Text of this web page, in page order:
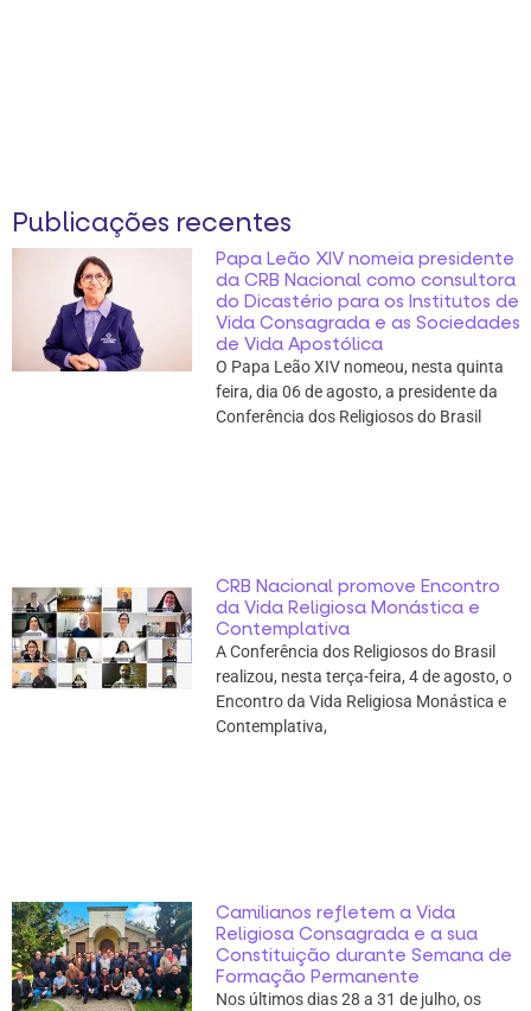
Publicações recentes
Papa Leão XIV nomeia presidente
da CRB Nacional como consultora
do Dicastério para os Institutos de
Vida Consagrada e as Sociedades
de Vida Apostólica
O Papa Leão XIV nomeou, nesta quinta
feira, dia 06 de agosto, a presidente da
Conferência dos Religiosos do Brasil
CRB Nacional promove Encontro
da Vida Religiosa Monástica e
Contemplativa
A Conferência dos Religiosos do Brasil
realizou, nesta terça-feira, 4 de agosto, o
Encontro da Vida Religiosa Monástica e
Contemplativa,
Camilianos refletem a Vida
Religiosa Consagrada e a sua
Constituição durante Semana de
Formação Permanente
Nos últimos dias 28 a 31 de julho, os